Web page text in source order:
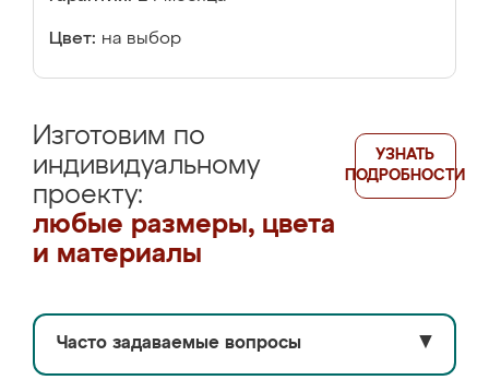
Цвет: на выбор
Изготовим по
индивидуальному
проекту:
любые размеры, цвета
и материалы
УЗНАТЬ
ПОДРОБНОСТИ
Часто задаваемые вопросы ▼